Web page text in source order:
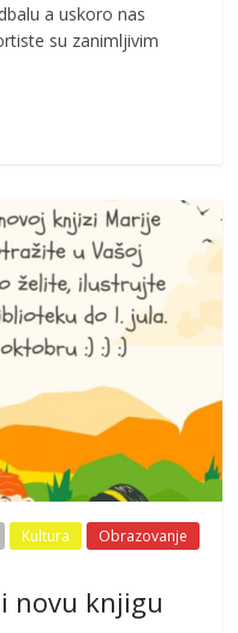
a uskoro nas
su zanimljivim
Kultura Obrazovanje
novu knjigu